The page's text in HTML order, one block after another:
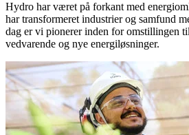
Hydro har været på forkant med
har transformeret industrier og samfund
dag er vi pionerer inden for omstillingen
vedvarende og nye energiløsninger.